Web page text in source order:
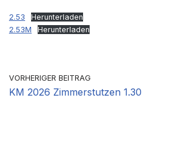
2.53
Herunterladen
2.53M
Herunterladen
VORHERIGER BEITRAG
KM 2026 Zimmerstutzen 1.30